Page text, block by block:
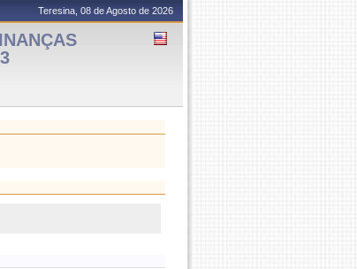
Teresina, 08 de Agosto de 2026